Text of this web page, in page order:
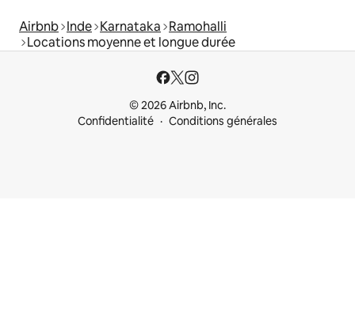
Airbnb Inde Karnataka Ramohalli
Locations moyenne et longue durée
© 2026 Airbnb, Inc.
Confidentialité
Conditions générales